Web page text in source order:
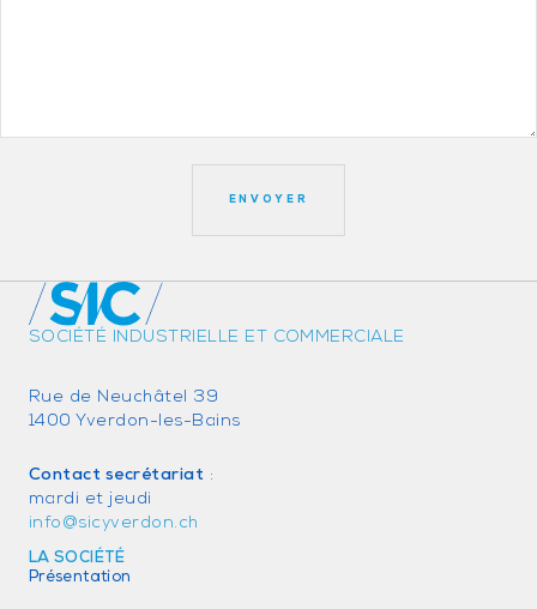
SOCIÉTÉ INDUSTRIELLE ET COMMERCIALE
Rue de Neuchâtel 39
1400 Yverdon-les-Bains
Contact secrétariat :
mardi et jeudi
info@sicyverdon.ch
LA SOCIÉTÉ
Présentation